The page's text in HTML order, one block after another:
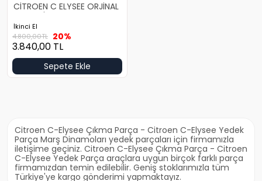
CİTROEN C ELYSEE ORJİNAL
MARS DİNAMOSU
İkinci El
4.800,00TL 20%
3.840,00 TL
Sepete Ekle
Citroen C-Elysee Çıkma Parça - Citroen C-Elysee Yedek
Parça Marş Dinamoları yedek parçaları için firmamızla
iletişime geçiniz. Citroen C-Elysee Çıkma Parça - Citroen
C-Elysee Yedek Parça araçlara uygun birçok farklı parça
firmamızdan temin edilebilir. Geniş stoklarımızla tüm
Türkiye'ye kargo gönderimi yapmaktayız.